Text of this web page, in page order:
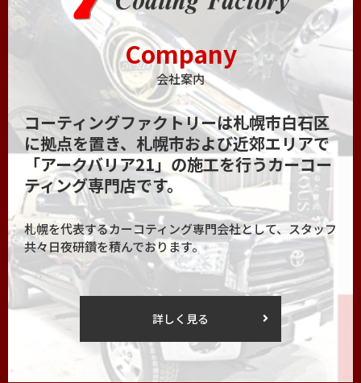
Company
会社案内
コーティングファクトリーは札幌市白石区
に拠点を置き、札幌市および近郊エリアで
「アークバリア21」の施工を行うカーコー
ティング専門店です。
札幌を代表するカーコティング専門会社として、スタッフ
共々日夜研鑽を積んでおります。
詳しく見る